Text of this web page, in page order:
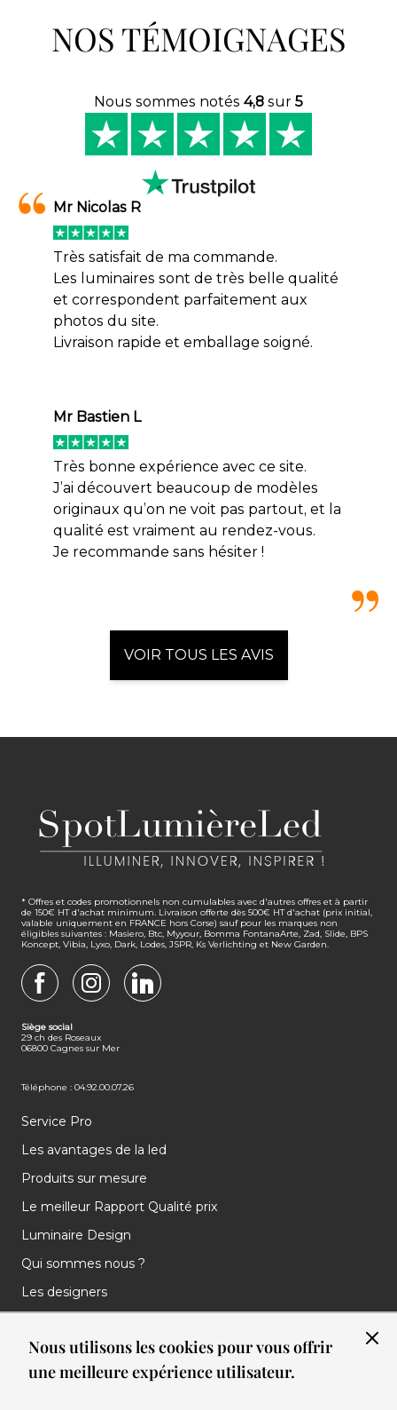
Nous utilisons les cookies pour vous offrir
une meilleure expérience utilisateur.
NOS TÉMOIGNAGES
Nous sommes notés 4,8 sur 5
Mr Nicolas R
Très satisfait de ma commande.
Les luminaires sont de très belle qualité
et correspondent parfaitement aux
photos du site.
Livraison rapide et emballage soigné.
Mr Bastien L
Très bonne expérience avec ce site.
J’ai découvert beaucoup de modèles
originaux qu’on ne voit pas partout, et la
qualité est vraiment au rendez-vous.
Je recommande sans hésiter !
VOIR TOUS LES AVIS
* Offres et codes promotionnels non cumulables avec d'autres offres et à partir
de 150€ HT d'achat minimum. Livraison offerte dès 500€ HT d'achat (prix initial,
valable uniquement en FRANCE hors Corse) sauf pour les marques non
éligibles suivantes : Masiero, Btc, Myyour, Bomma FontanaArte, Zad, Slide, BPS
Koncept, Vibia, Lyxo, Dark, Lodes, JSPR, Ks Verlichting et New Garden.
Siège social
29 ch des Roseaux
06800 Cagnes sur Mer
Téléphone : 04.92.00.07.26
Service Pro
Les avantages de la led
Produits sur mesure
Le meilleur Rapport Qualité prix
Luminaire Design
Qui sommes nous ?
Les designers
Nos réalisations
Nos Clients